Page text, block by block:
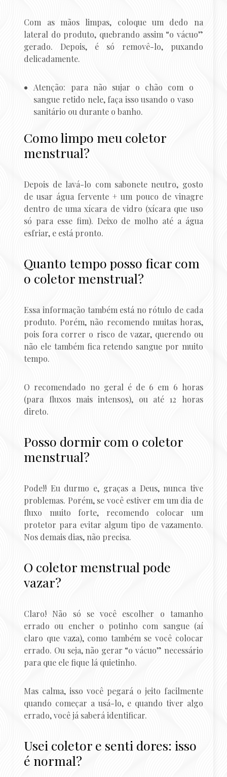
Com as mãos limpas, coloque um dedo na
lateral do produto, quebrando assim “o vácuo”
gerado. Depois, é só removê-lo, puxando
delicadamente.
Atenção: para não sujar o chão com o
sangue retido nele, faça isso usando o vaso
sanitário ou durante o banho.
Como limpo meu coletor
menstrual?
Depois de lavá-lo com sabonete neutro, gosto
de usar água fervente + um pouco de vinagre
dentro de uma xícara de vidro (xícara que uso
só para esse fim). Deixo de molho até a água
esfriar, e está pronto.
Quanto tempo posso ficar com
o coletor menstrual?
Essa informação também está no rótulo de cada
produto. Porém, não recomendo muitas horas,
pois fora correr o risco de vazar, querendo ou
não ele também fica retendo sangue por muito
tempo.
O recomendado no geral é de 6 em 6 horas
(para fluxos mais intensos), ou até 12 horas
direto.
Posso dormir com o coletor
menstrual?
Pode!! Eu durmo e, graças a Deus, nunca tive
problemas. Porém, se você estiver em um dia de
fluxo muito forte, recomendo colocar um
protetor para evitar algum tipo de vazamento.
Nos demais dias, não precisa.
O coletor menstrual pode
vazar?
Claro! Não só se você escolher o tamanho
errado ou encher o potinho com sangue (aí
claro que vaza), como também se você colocar
errado. Ou seja, não gerar “o vácuo” necessário
para que ele fique lá quietinho.
Mas calma, isso você pegará o jeito facilmente
quando começar a usá-lo, e quando tiver algo
errado, você já saberá identificar.
Usei coletor e senti dores: isso
é normal?